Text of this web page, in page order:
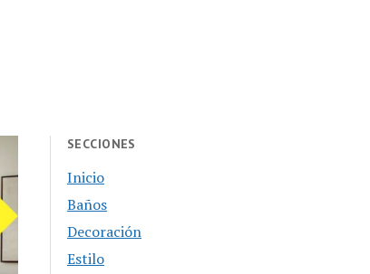
SECCIONES
Inicio
Baños
Decoración
Estilo